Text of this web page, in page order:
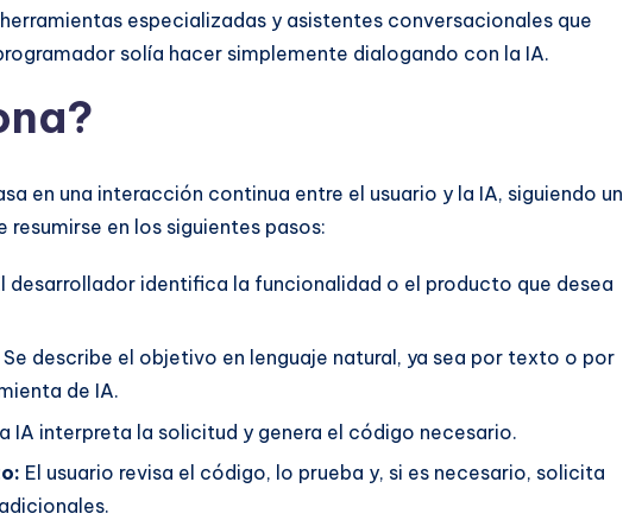
especializadas y asistentes conversacionales que
solía hacer simplemente dialogando con la IA.
en una interacción continua entre el usuario y la IA, siguiendo un
en los siguientes pasos:
desarrollador identifica la funcionalidad o el producto que desea
Se describe el objetivo en lenguaje natural, ya sea por texto o por
de IA.
IA interpreta la solicitud y genera el código necesario.
El usuario revisa el código, lo prueba y, si es necesario, solicita